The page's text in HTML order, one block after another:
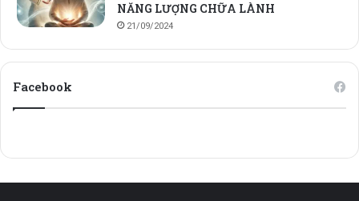
NĂNG LƯỢNG CHỮA LÀNH
21/09/2024
Facebook